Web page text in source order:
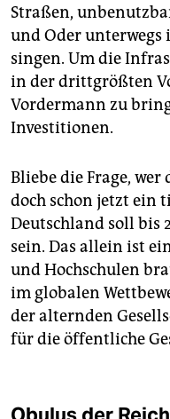
Straßen,
und Oder unterwegs
singen. Um die
in der drittgrößten
Vordermann zu
Investitionen.
Bliebe die Frage, wer
doch schon jetzt ein
Deutschland soll bis
sein. Das allein ist
und Hochschulen
im globalen
der alternden
für die öffentliche